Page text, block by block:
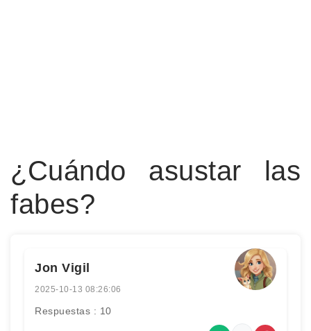
¿Cuándo asustar las
fabes?
Jon Vigil
2025-10-13 08:26:06
Respuestas : 10